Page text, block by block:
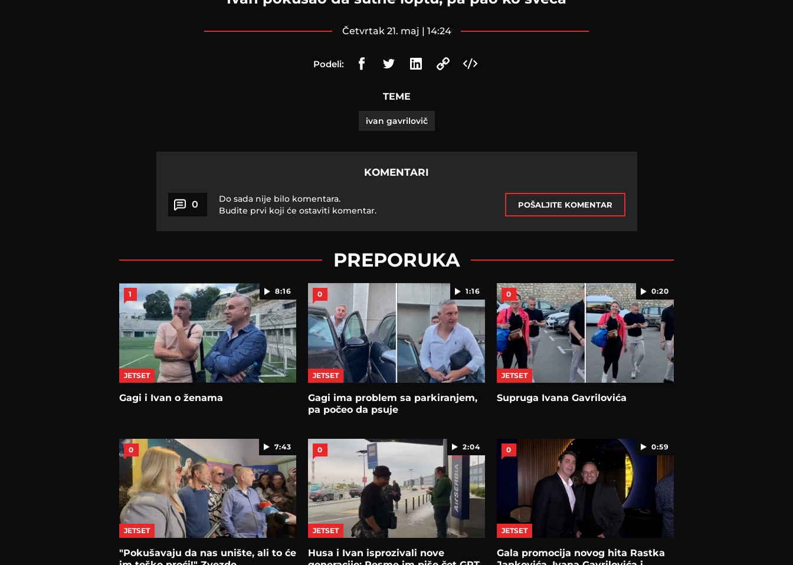
četvrtak 21. maj | 14:24
Podeli:
TEME
ivan gavrilovič
KOMENTARI
0
Do sada nije bilo komentara.
Budite prvi koji će ostaviti komentar.
POŠALJITE KOMENTAR
PREPORUKA
8:16
1
JETSET
Gagi i Ivan o ženama
1:16
0
JETSET
Gagi ima problem sa parkiranjem,
pa počeo da psuje
0:20
0
JETSET
Supruga Ivana Gavrilovića
7:43
0
JETSET
"Pokušavaju da nas unište, ali to će
2:04
0
JETSET
Husa i Ivan isprozivali nove
0:59
0
JETSET
Gala promocija novog hita Rastka